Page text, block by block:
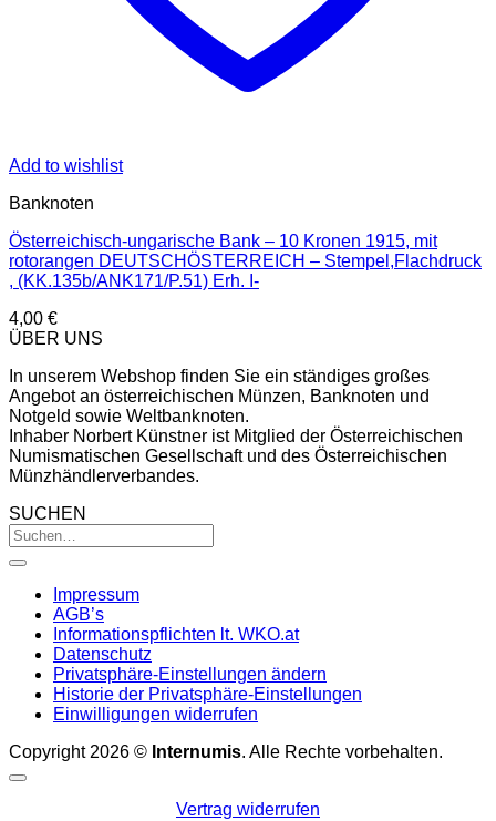
Add to wishlist
Banknoten
Österreichisch-ungarische Bank – 10 Kronen 1915, mit
rotorangen DEUTSCHÖSTERREICH – Stempel,Flachdruck
, (KK.135b/ANK171/P.51) Erh. I-
4,00 €
ÜBER UNS
In unserem Webshop finden Sie ein ständiges großes
Angebot an österreichischen Münzen, Banknoten und
Notgeld sowie Weltbanknoten.
Inhaber Norbert Künstner ist Mitglied der Österreichischen
Numismatischen Gesellschaft und des Österreichischen
Münzhändlerverbandes.
SUCHEN
Impressum
AGB’s
Informationspflichten lt. WKO.at
Datenschutz
Privatsphäre-Einstellungen ändern
Historie der Privatsphäre-Einstellungen
Einwilligungen widerrufen
Copyright 2026 © Internumis. Alle Rechte vorbehalten.
Vertrag widerrufen